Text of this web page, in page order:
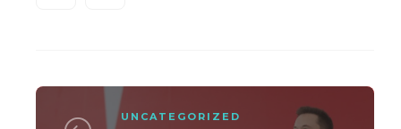
UNCATEGORIZED